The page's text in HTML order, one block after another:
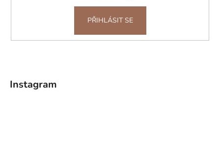
PŘIHLÁSIT SE
Instagram